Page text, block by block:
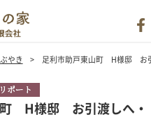
やき 足利市助戸東山町 H様邸 お
H様邸 お引渡しへ・